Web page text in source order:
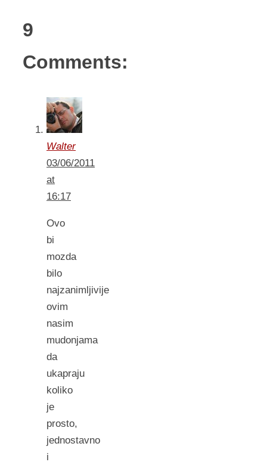
9
Comments:
Walter
03/06/2011
at
16:17
Ovo
bi
mozda
bilo
najzanimljivije
ovim
nasim
mudonjama
da
ukapraju
koliko
je
prosto,
jednostavno
i